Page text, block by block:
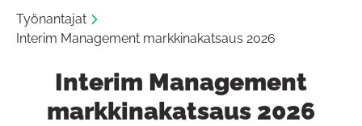
Työnantajat
Interim Management markkinakatsaus 2026
Interim Management
markkinakatsaus 2026